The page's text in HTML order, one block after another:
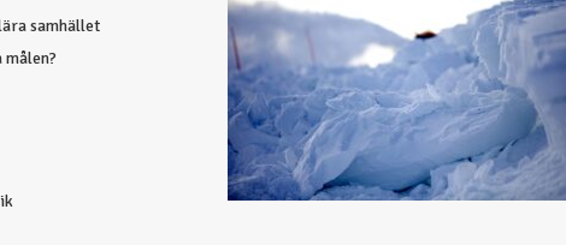
samhället
målen?